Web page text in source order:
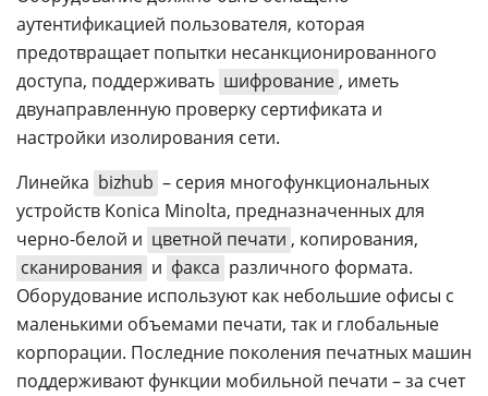
аутентификацией пользователя, которая
предотвращает попытки несанкционированного
доступа, поддерживать шифрование , иметь
двунаправленную проверку сертификата и
настройки изолирования сети.
Линейка bizhub – серия многофункциональных
устройств Konica Minolta, предназначенных для
черно-белой и цветной печати , копирования,
сканирования и факса различного формата.
Оборудование используют как небольшие офисы с
маленькими объемами печати, так и глобальные
корпорации. Последние поколения печатных машин
поддерживают функции мобильной печати – за счет